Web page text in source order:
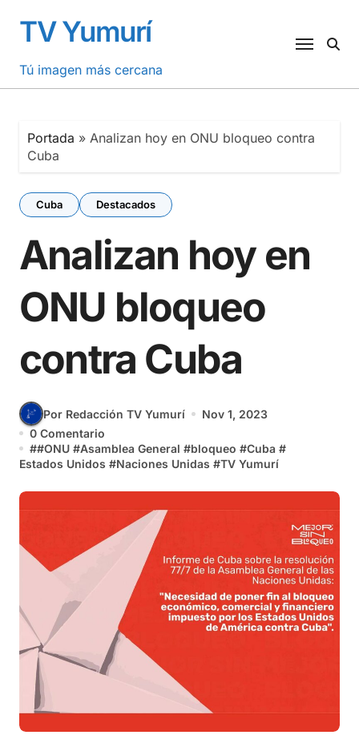
contenido
TV Yumurí
Tú imagen más cercana
Portada » Analizan hoy en ONU bloqueo contra
Cuba
Cuba Destacados
Analizan hoy en
ONU bloqueo
contra Cuba
Por Redacción TV Yumurí
Nov 1, 2023
0 Comentario
##ONU #Asamblea General #bloqueo #Cuba #
Estados Unidos #Naciones Unidas #TV Yumurí